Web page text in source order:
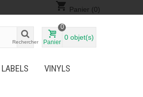
shopping_cart Panier (0)
Rechercher Panier
0
0 objet(s)
LABELS
VINYLS